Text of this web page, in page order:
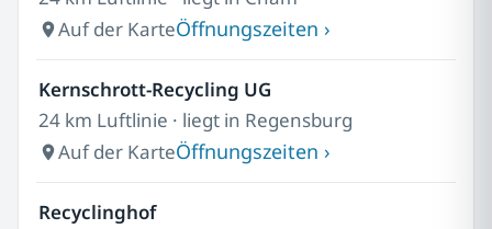
Auf der KarteÖffnungszeiten ›
Kernschrott-Recycling UG
24 km Luftlinie · liegt in Regensburg
Auf der KarteÖffnungszeiten ›
Recyclinghof